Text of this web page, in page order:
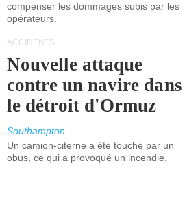
compenser les dommages subis par les
opérateurs.
ACCIDENTS
Nouvelle attaque
contre un navire dans
le détroit d'Ormuz
Southampton
Un camion-citerne a été touché par un
obus, ce qui a provoqué un incendie.